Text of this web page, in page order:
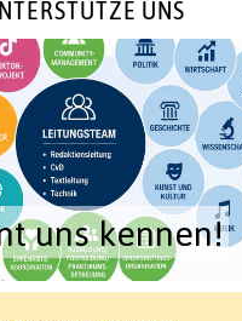
UNS
uns kennen!